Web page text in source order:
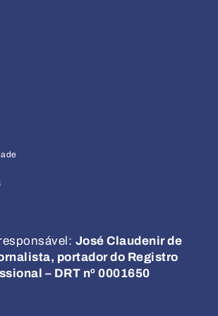
José Claudenir de
portador do Registro
– DRT nº 0001650